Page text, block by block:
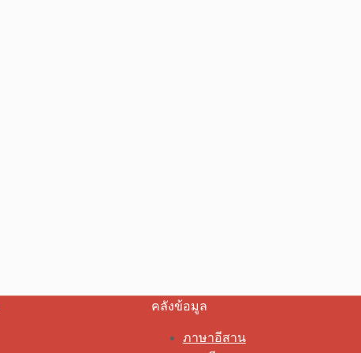
คลังข้อมูล
ภาษาอีสาน